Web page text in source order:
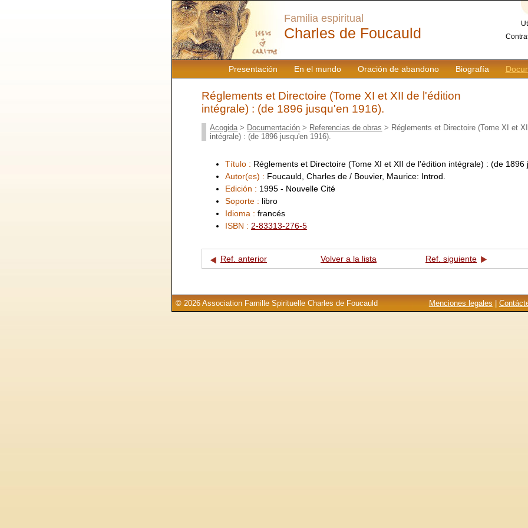
Presentación En el mundo Oración de abandono Biografía
Familia espiritual
Charles de Foucauld
Réglements et Directoire (Tome XI et XII de l'édition
intégrale) : (de 1896 jusqu'en 1916).
Acogida > Documentación > Referencias de obras > Réglements et Directoire (Tome XI et
intégrale) : (de 1896 jusqu'en 1916).
Título : Réglements et Directoire (Tome XI et XII de l'édition intégrale) : (de 1896
Autor(es) : Foucauld, Charles de / Bouvier, Maurice: Introd.
Edición : 1995 - Nouvelle Cité
Soporte : libro
Idioma : francés
ISBN : 2-83313-276-5
Ref. anterior Volver a la lista Ref. siguiente
Menciones legales
© 2026 Association Famille Spirituelle Charles de Foucauld